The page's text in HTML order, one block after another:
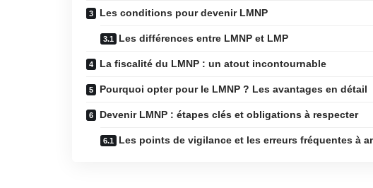
Les conditions pour devenir LMNP
Les différences entre LMNP et LMP
La fiscalité du LMNP : un atout incontournable
Pourquoi opter pour le LMNP ? Les avantages en détail
Devenir LMNP : étapes clés et obligations à respecter
Les points de vigilance et les erreurs fréquentes à